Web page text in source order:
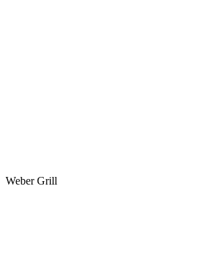
Weber Grill